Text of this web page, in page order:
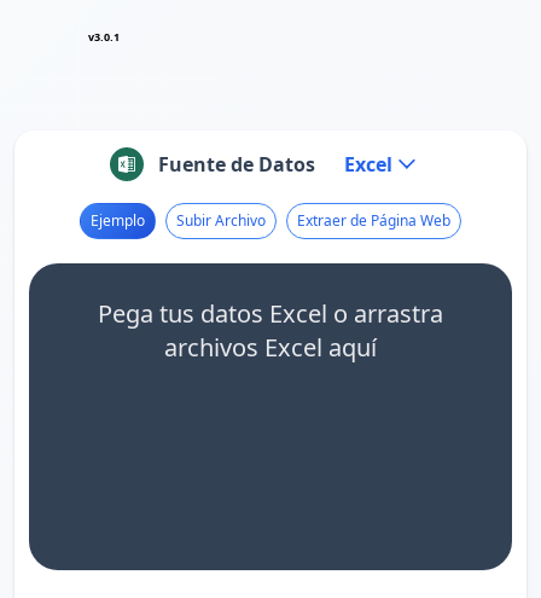
v3.0.1
Fuente de Datos Excel
Ejemplo Subir Archivo Extraer de Página Web
Pega tus datos Excel o arrastra
archivos Excel aquí